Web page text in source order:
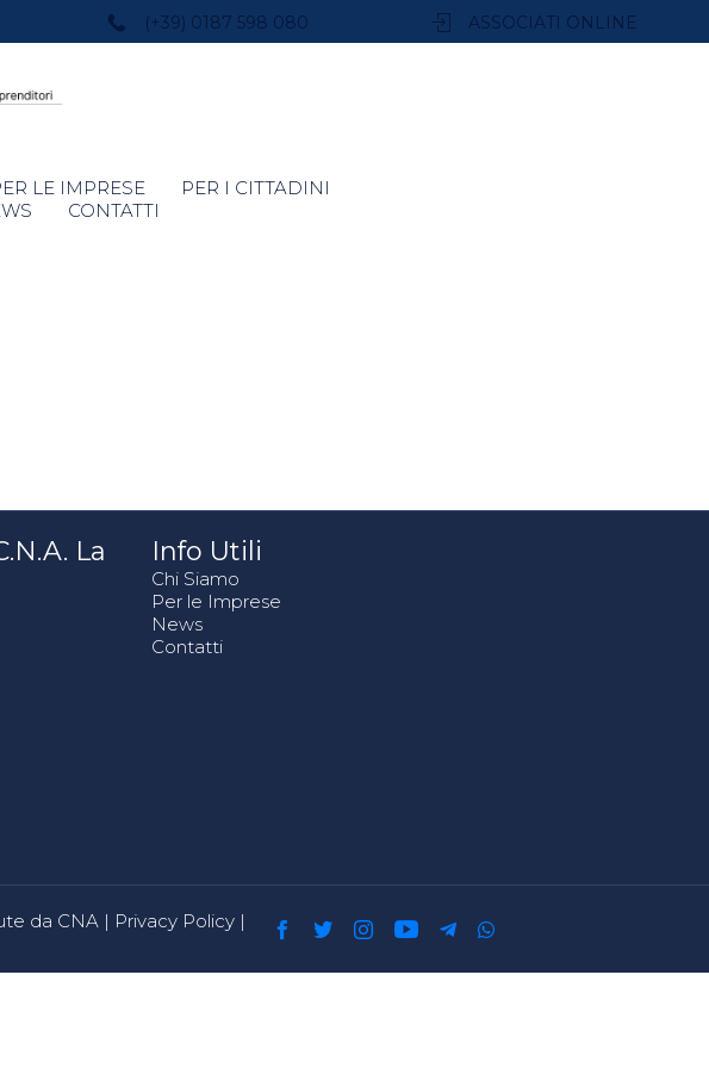
(+39) 0187 598 080 ASSOCIATI ONLINE
LE IMPRESE
PER I CITTADINI
CONTATTI
La
Info Utili
Chi Siamo
Per le Imprese
News
Contatti
da CNA | Privacy Policy |